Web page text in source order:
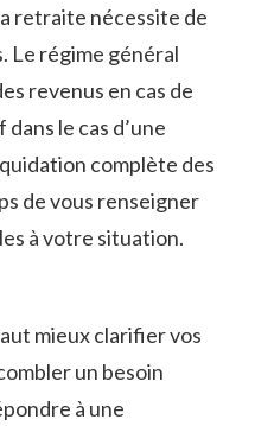
retraite nécessite de
Le régime général
revenus en cas de
le cas d’une
complète des
de vous renseigner
à votre situation.
mieux clarifier vos
un besoin
à une